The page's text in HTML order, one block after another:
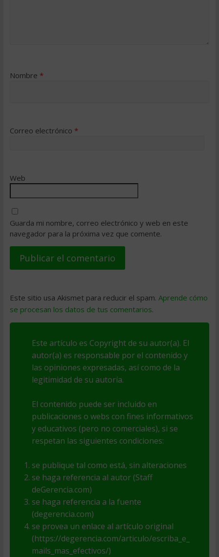
Nombre *
Correo electrónico *
Web
Guarda mi nombre, correo electrónico y web en este
navegador para la próxima vez que comente.
Este sitio usa Akismet para reducir el spam. Aprende cómo
se procesan los datos de tus comentarios.
Este artículo es Copyright de su autor(a). El
autor(a) es responsable por el contenido y
las opiniones expresadas, así como de la
legitimidad de su autoría.
El contenido puede ser incluido en
publicaciones o webs con fines informativos
y educativos (pero no comerciales), si se
respetan las siguientes condiciones:
se publique tal como está, sin alteraciones
se haga referencia al autor (Staff
deGerencia.com)
se haga referencia a la fuente
(degerencia.com)
se provea un enlace al artículo original
(https://degerencia.com/articulo/escriba_e_
mails_mas_efectivos/)